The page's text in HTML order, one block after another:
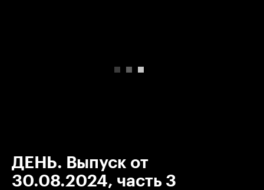
ДЕНЬ. Выпуск от
30.08.2024, часть 3